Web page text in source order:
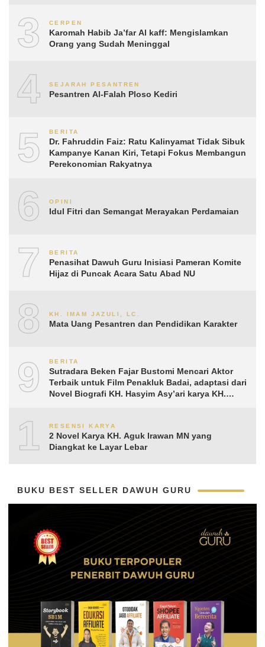
3 CERPEN
Karomah Habib Ja’far Al kaff: Mengislamkan
Orang yang Sudah Meninggal
4 SEJARAH PESANTREN
Pesantren Al-Falah Ploso Kediri
5 BERITA
Dr. Fahruddin Faiz: Ratu Kalinyamat Tidak Sibuk
Kampanye Kanan Kiri, Tetapi Fokus Membangun
Perekonomian Rakyatnya
6 OPINI
Idul Fitri dan Semangat Merayakan Perdamaian
7 BERITA
Penasihat Dawuh Guru Inisiasi Pameran Komite
Hijaz di Puncak Acara Satu Abad NU
8 KH. IMAM JAZULI, LC.
Mata Uang Pesantren dan Pendidikan Karakter
9 BERITA
Sutradara Beken Fajar Bustomi Mencari Aktor
Terbaik untuk Film Penakluk Badai, adaptasi dari
Novel Biografi KH. Hasyim Asy’ari karya KH.
10RESENSI KARYA
2 Novel Karya KH. Aguk Irawan MN yang
Diangkat ke Layar Lebar
BUKU BEST SELLER DAWUH GURU